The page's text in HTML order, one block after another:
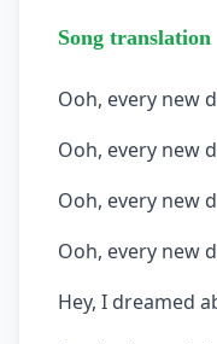
Song translation
Ooh, every new
Ooh, every new
Ooh, every new
Ooh, every new
Hey, I dreamed